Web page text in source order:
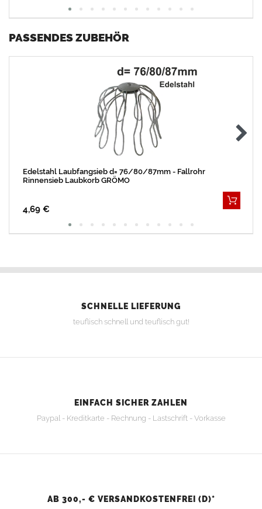
PASSENDES ZUBEHÖR
Edelstahl Laubfangsieb d= 76/80/87mm - Fallrohr
Rinnensieb Laubkorb GRÖMO
4,69 €
SCHNELLE LIEFERUNG
teuflisch schnell und teuflisch gut!
EINFACH SICHER ZAHLEN
Paypal - Kreditkarte - Rechnung - Lastschrift - Vorkasse
AB 300,- € VERSANDKOSTENFREI (D)*